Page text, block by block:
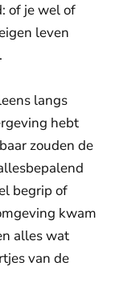
of je wel of
leven
langs
hebt
zouden de
begrip of
kwam
alles wat
van de